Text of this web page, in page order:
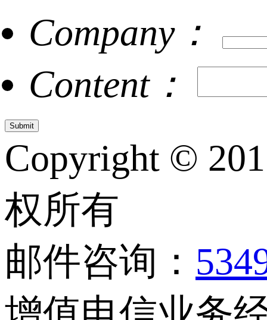
Company：
Content：
Copyright ©
权所有
邮件咨询：